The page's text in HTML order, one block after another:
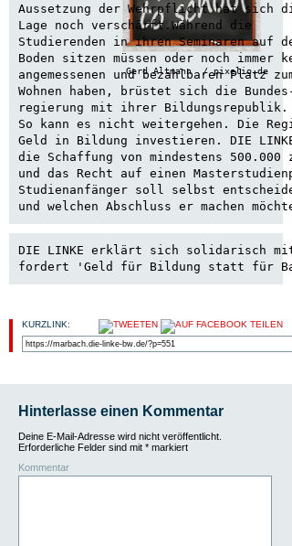
Gerd Altmann  / pixelio.de
Aussetzung der Wehrpflicht hat sich
Lage noch verschärft.Während die
Studierenden in ihren Seminaren auf
Boden sitzen müssen oder noch immer
angemessenen und bezahlbaren Platz zum
Wohnen haben, brüstet sich die Bundes-
regierung mit ihrer Bildungsrepublik.
So kann es nicht weitergehen. Die
Geld in Bildung investieren. DIE
die Schaffung von mindestens
und das Recht auf einen
Studienanfänger soll selbst
und welchen Abschluss er machen
DIE LINKE erklärt sich solidarisch
fordert 'Geld für Bildung statt für
KURZLINK:
Hinterlasse einen Kommentar
Deine E-Mail-Adresse wird nicht veröffentlicht.
Erforderliche Felder sind mit * markiert
Kommentar